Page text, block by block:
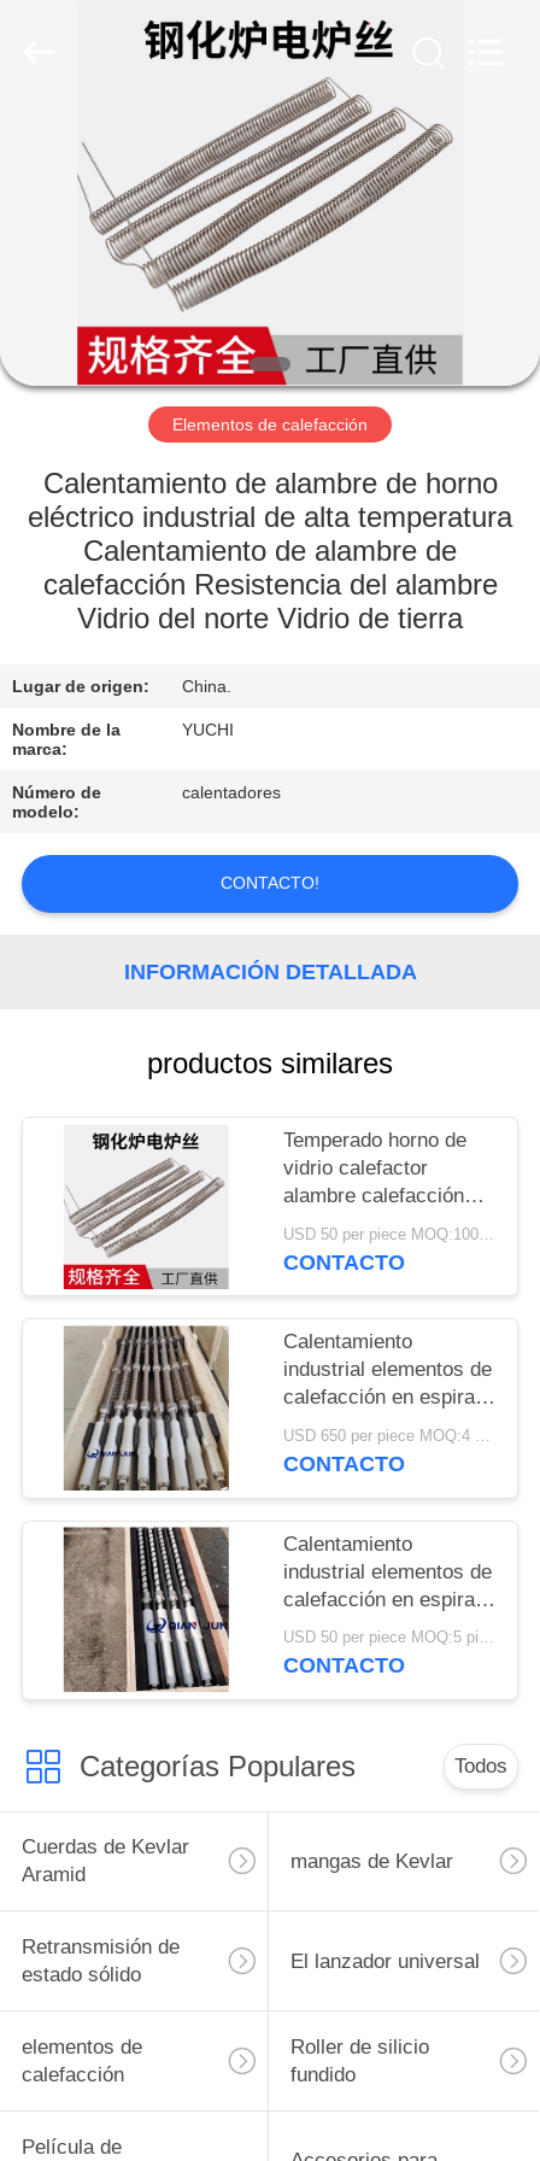
PRODUCTOS
NOSOTROS
VISITA
FÁBRICA
CONTROL
CONTACTO
NOTICIAS
SOLICITAR
COTIZACIÓN
SITIO
PRIVACY
POLICY
Elementos de calefacción
Calentamiento de alambre de horno
eléctrico industrial de alta temperatura
Calentamiento de alambre de
calefacción Resistencia del alambre
Vidrio del norte Vidrio de tierra
Lugar de origen: China.
Nombre de la
marca:
YUCHI
Número de
modelo:
calentadores
CONTACTO!
INFORMACIÓN DETALLADA
productos similares
Temperado horno de
vidrio calefactor
alambre calefacción
espiral elementos de
calefacción alambre
USD 50 per piece MOQ:100 piezas
CONTACTO
Calentamiento
industrial elementos de
calefacción en espiral
alambre Resistencia
para horno de vidrio
USD 650 per piece MOQ:4 piezas
CONTACTO
Calentamiento
industrial elementos de
calefacción en espiral
alambre Resistencia
para horno de vidrio
USD 50 per piece MOQ:5 piezas
CONTACTO
Categorías Populares Todos
Cuerdas de Kevlar
Aramid
mangas de Kevlar
Retransmisión de
estado sólido
El lanzador universal
elementos de
calefacción
Roller de silicio
fundido
Película de